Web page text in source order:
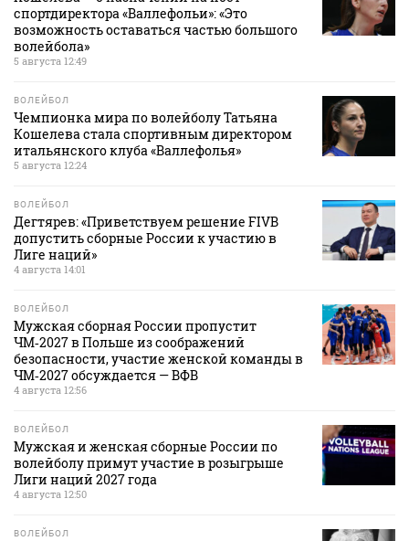
спортдиректора «Валлефольи»: «Это
возможность оставаться частью большого
волейбола»
5 августа 12:49
ВОЛЕЙБОЛ
Чемпионка мира по волейболу Татьяна
Кошелева стала спортивным директором
итальянского клуба «Валлефолья»
5 августа 12:24
ВОЛЕЙБОЛ
Дегтярев: «Приветствуем решение FIVB
допустить сборные России к участию в
Лиге наций»
4 августа 14:01
ВОЛЕЙБОЛ
Мужская сборная России пропустит
ЧМ‑2027 в Польше из соображений
безопасности, участие женской команды в
ЧМ‑2027 обсуждается — ВФВ
4 августа 12:56
ВОЛЕЙБОЛ
Мужская и женская сборные России по
волейболу примут участие в розыгрыше
Лиги наций 2027 года
4 августа 12:50
ВОЛЕЙБОЛ